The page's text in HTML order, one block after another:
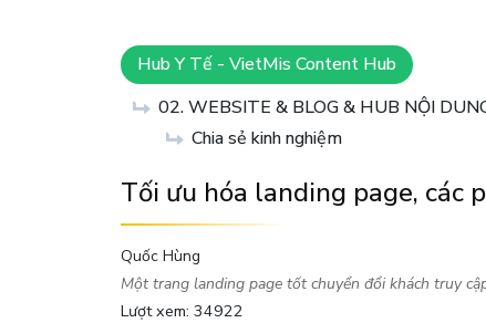
Hub Y Tế - VietMis Content Hub
02. WEBSITE & BLOG & HUB NỘI
Chia sẻ kinh nghiệm
Tối ưu hóa landing page, các
Quốc Hùng
Một trang landing page tốt chuyển đổi khách truy
Lượt xem: 34922